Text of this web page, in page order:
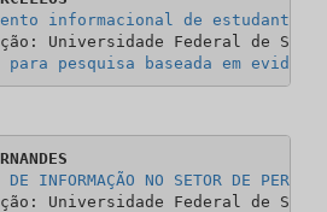
informacional de estudantes
Universidade Federal de
pesquisa baseada em
DE INFORMAÇÃO NO SETOR DE
Universidade Federal de